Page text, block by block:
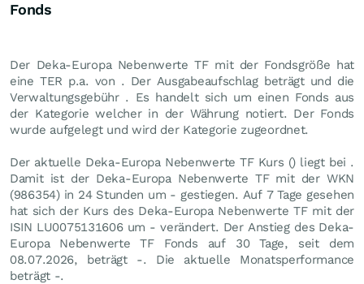
Fonds
Der Deka-Europa Nebenwerte TF mit der Fondsgröße hat
eine TER p.a. von . Der Ausgabeaufschlag beträgt und die
Verwaltungsgebühr . Es handelt sich um einen Fonds aus
der Kategorie welcher in der Währung notiert. Der Fonds
wurde aufgelegt und wird der Kategorie zugeordnet.
Der aktuelle Deka-Europa Nebenwerte TF Kurs () liegt bei .
Damit ist der Deka-Europa Nebenwerte TF mit der WKN
(986354) in 24 Stunden um - gestiegen. Auf 7 Tage gesehen
hat sich der Kurs des Deka-Europa Nebenwerte TF mit der
ISIN LU0075131606 um - verändert. Der Anstieg des Deka-
Europa Nebenwerte TF Fonds auf 30 Tage, seit dem
08.07.2026, beträgt -. Die aktuelle Monatsperformance
beträgt -.